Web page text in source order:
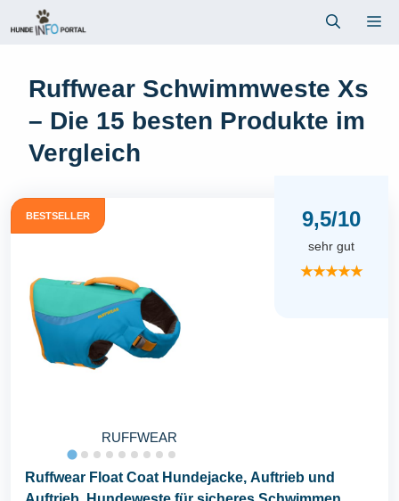
Inhalt
Ruffwear Schwimmweste Xs
– Die 15 besten Produkte im
Vergleich
BESTSELLER
RUFFWEAR
9,5/10
sehr gut
★★★★★
Ruffwear Float Coat Hundejacke, Auftrieb und